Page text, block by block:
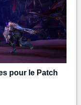
pour le Patch